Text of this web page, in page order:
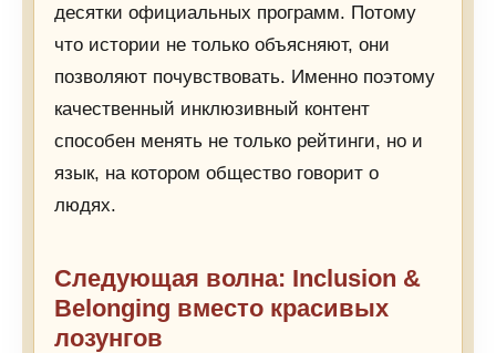
десятки официальных программ. Потому
что истории не только объясняют, они
позволяют почувствовать. Именно поэтому
качественный инклюзивный контент
способен менять не только рейтинги, но и
язык, на котором общество говорит о
людях.
Следующая волна: Inclusion &
Belonging вместо красивых
лозунгов